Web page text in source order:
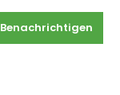
Benachrichtigen